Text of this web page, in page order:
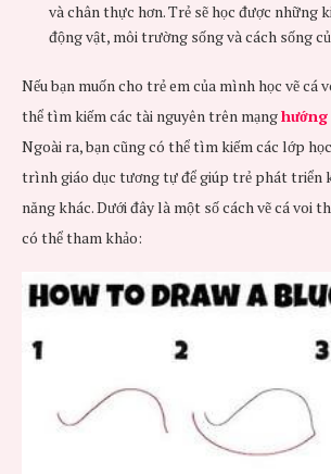
và chân thực hơn. Trẻ sẽ học được những
động vật, môi trường sống và cách sống
Nếu bạn muốn cho trẻ em của mình học vẽ cá
thể tìm kiếm các tài nguyên trên mạnghướng
Ngoài ra, bạn cũng có thể tìm kiếm các lớp
trình giáo dục tương tự để giúp trẻ phát triển
năng khác. Dưới đây là một số cách vẽ cá voi
có thể tham khảo: